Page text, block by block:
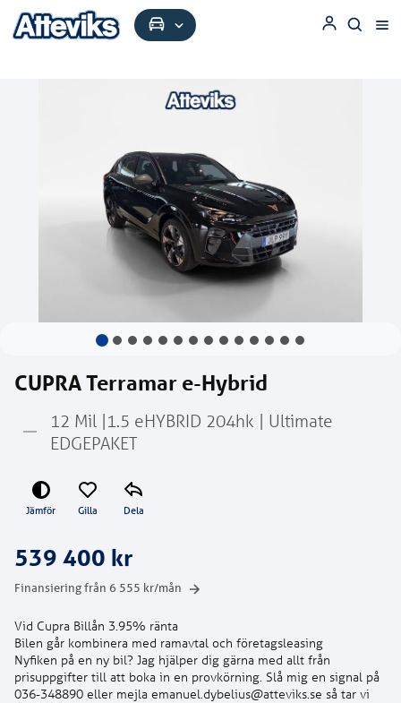
CUPRA Terramar e-Hybrid
12 Mil |1.5 eHYBRID 204hk | Ultimate
EDGEPAKET
Jämför Gilla Dela
539 400 kr
Finansiering från 6 555 kr/mån
Vid Cupra Billån 3.95% ränta
Bilen går kombinera med ramavtal och företagsleasing
Nyfiken på en ny bil? Jag hjälper dig gärna med allt från
prisuppgifter till att boka in en provkörning. Slå mig en signal på
036-348890 eller mejla emanuel.dybelius@atteviks.se så tar vi